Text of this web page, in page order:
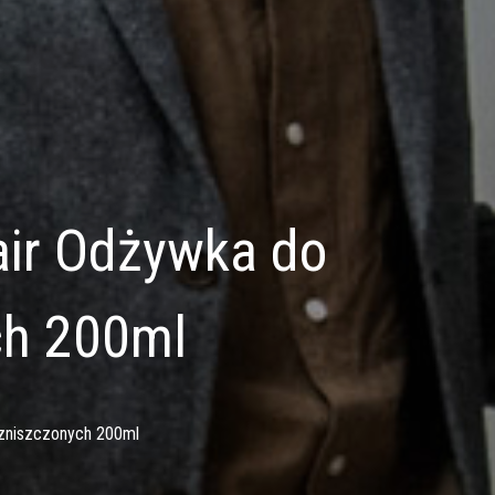
Odżywka do
200ml
200ml